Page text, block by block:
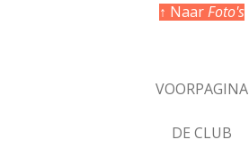
↑ NaarFoto's
VOORPAGINA
DE CLUB